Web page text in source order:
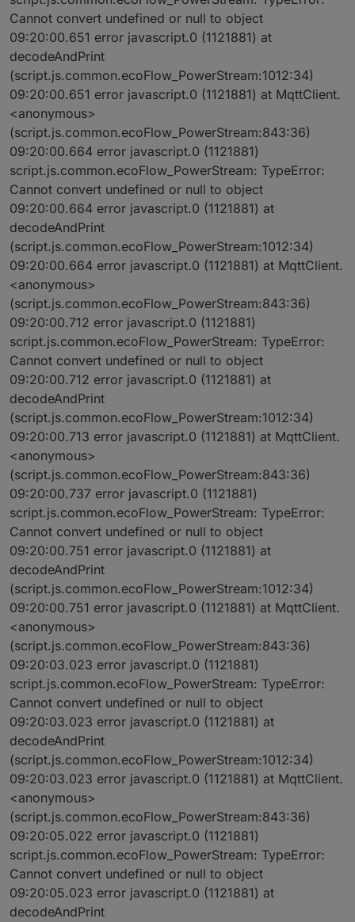
soll, denn bei mir Funktioniert es ja.
Wunschwert kann man schlecht regeln.
Cannot convert undefined or null to object
09:20:00.651 error javascript.0 (1121881) at
decodeAndPrint
(script.js.common.ecoFlow_PowerStream:1012:34)
09:20:00.651 error javascript.0 (1121881) at MqttClient.
<anonymous>
(script.js.common.ecoFlow_PowerStream:843:36)
09:20:00.664 error javascript.0 (1121881)
script.js.common.ecoFlow_PowerStream: TypeError:
Cannot convert undefined or null to object
09:20:00.664 error javascript.0 (1121881) at
decodeAndPrint
(script.js.common.ecoFlow_PowerStream:1012:34)
09:20:00.664 error javascript.0 (1121881) at MqttClient.
<anonymous>
(script.js.common.ecoFlow_PowerStream:843:36)
09:20:00.712 error javascript.0 (1121881)
script.js.common.ecoFlow_PowerStream: TypeError:
Cannot convert undefined or null to object
09:20:00.712 error javascript.0 (1121881) at
decodeAndPrint
(script.js.common.ecoFlow_PowerStream:1012:34)
09:20:00.713 error javascript.0 (1121881) at MqttClient.
<anonymous>
(script.js.common.ecoFlow_PowerStream:843:36)
09:20:00.737 error javascript.0 (1121881)
script.js.common.ecoFlow_PowerStream: TypeError:
Cannot convert undefined or null to object
09:20:00.751 error javascript.0 (1121881) at
decodeAndPrint
(script.js.common.ecoFlow_PowerStream:1012:34)
09:20:00.751 error javascript.0 (1121881) at MqttClient.
<anonymous>
(script.js.common.ecoFlow_PowerStream:843:36)
09:20:03.023 error javascript.0 (1121881)
script.js.common.ecoFlow_PowerStream: TypeError:
Cannot convert undefined or null to object
09:20:03.023 error javascript.0 (1121881) at
decodeAndPrint
(script.js.common.ecoFlow_PowerStream:1012:34)
09:20:03.023 error javascript.0 (1121881) at MqttClient.
<anonymous>
(script.js.common.ecoFlow_PowerStream:843:36)
09:20:05.022 error javascript.0 (1121881)
script.js.common.ecoFlow_PowerStream: TypeError:
Cannot convert undefined or null to object
09:20:05.023 error javascript.0 (1121881) at
decodeAndPrint